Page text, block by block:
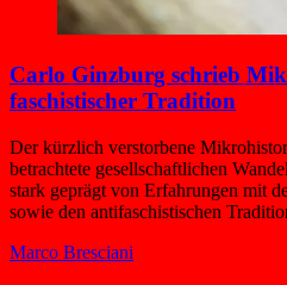
Carlo Ginzburg schrieb
faschistischer Tradition
Der kürzlich verstorbene
betrachtete gesellschaftlichen
stark geprägt von Erfahrungen mit
sowie den antifaschistischen
Marco Bresciani